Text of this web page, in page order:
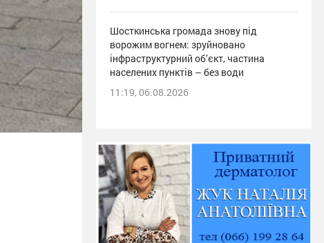
Шосткинська громада знову під
ворожим вогнем: зруйновано
інфраструктурний об’єкт, частина
населених пунктів – без води
11:19, 06.08.2026